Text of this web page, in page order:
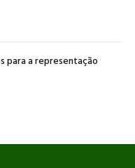
para a representação